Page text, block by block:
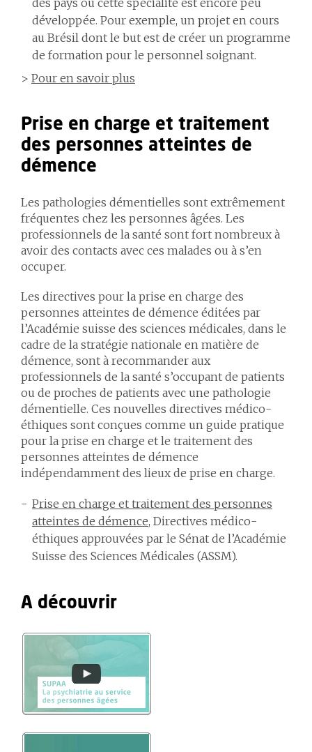
des pays où cette spécialité est encore peu
développée. Pour exemple, un projet en cours
au Brésil dont le but est de créer un programme
de formation pour le personnel soignant.
> Pour en savoir plus
Prise en charge et traitement
des personnes atteintes de
démence
Les pathologies démentielles sont extrêmement
fréquentes chez les personnes âgées. Les
professionnels de la santé sont fort nombreux à
avoir des contacts avec ces malades ou à s’en
occuper.
Les directives pour la prise en charge des
personnes atteintes de démence éditées par
l’Académie suisse des sciences médicales, dans le
cadre de la stratégie nationale en matière de
démence, sont à recommander aux
professionnels de la santé s’occupant de patients
ou de proches de patients avec une pathologie
démentielle. Ces nouvelles directives médico-
éthiques sont conçues comme un guide pratique
pour la prise en charge et le traitement des
personnes atteintes de démence
indépendamment des lieux de prise en charge.
Prise en charge et traitement des personnes
atteintes de démence, Directives médico-
éthiques approuvées par le Sénat de l’Académie
Suisse des Sciences Médicales (ASSM).
A découvrir